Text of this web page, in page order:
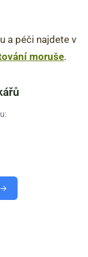
a péči najdete v
moruše.
→